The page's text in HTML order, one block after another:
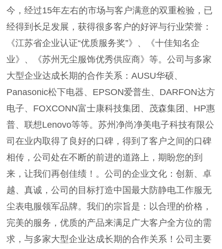
今，经过15年左右的市场与客户满意的双重检验，已
经得到长足发展，获得很多客户的好评与行业荣誉：
《江苏省企业认证“优质服务奖”》、《十佳知名企
业》、《苏州无尘服饰优秀供应商》等。公司与多家
大型企业达成长期的合作关系：AUSU华硕、
Panasonic松下电器、EPSON爱普生、DARFON达方
电子、FOXCONN富士康科技集团、茂森集团、HP惠
普、联想Lenovo等等。苏州净尚净美电子科技有限公
司在业内取得了良好的口碑，得到了客户之间的口碑
相传，公司处在不断的前进的道路上，期盼您的到
来，让我们再创佳绩！。公司的企业文化：创新、卓
越、真诚，公司的目标打造中国最大防静电工作服无
尘表电服领军品牌。我们的宗旨是：以合理的价格，
完美的服务，优质的产品来满足广大客户全方位的需
求，与多家大型企业达成长期的合作关系！公司主要